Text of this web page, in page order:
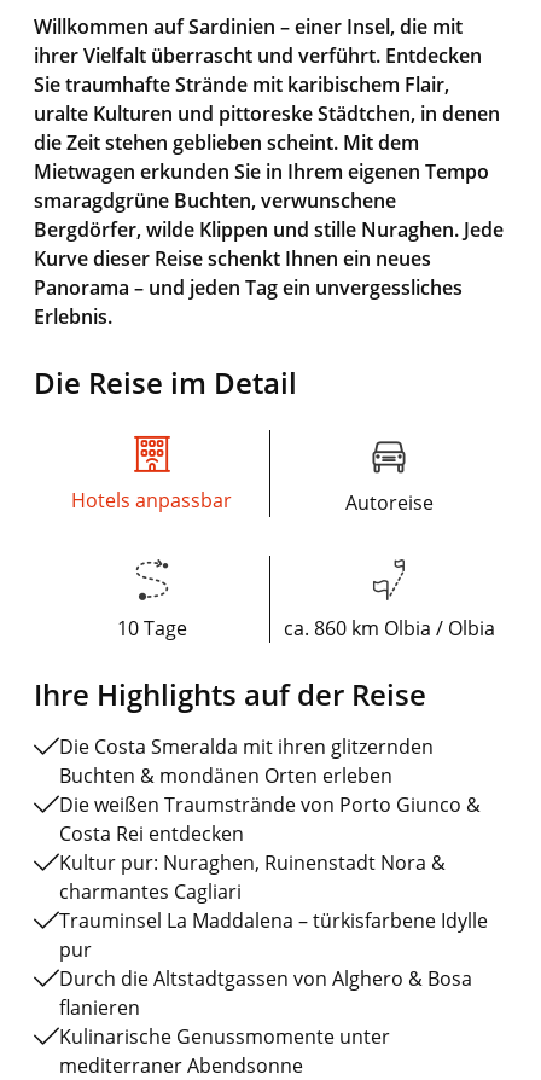
Willkommen auf Sardinien – einer Insel, die mit
ihrer Vielfalt überrascht und verführt. Entdecken
Sie traumhafte Strände mit karibischem Flair,
uralte Kulturen und pittoreske Städtchen, in denen
die Zeit stehen geblieben scheint. Mit dem
Mietwagen erkunden Sie in Ihrem eigenen Tempo
smaragdgrüne Buchten, verwunschene
Bergdörfer, wilde Klippen und stille Nuraghen. Jede
Kurve dieser Reise schenkt Ihnen ein neues
Panorama – und jeden Tag ein unvergessliches
Erlebnis.
Die Reise im Detail
Hotels anpassbar Autoreise
10 Tage ca. 860 km Olbia / Olbia
Ihre Highlights auf der Reise
Die Costa Smeralda mit ihren glitzernden
Buchten & mondänen Orten erleben
Die weißen Traumstrände von Porto Giunco &
Costa Rei entdecken
Kultur pur: Nuraghen, Ruinenstadt Nora &
charmantes Cagliari
Trauminsel La Maddalena – türkisfarbene Idylle
pur
Durch die Altstadtgassen von Alghero & Bosa
flanieren
Kulinarische Genussmomente unter
mediterraner Abendsonne